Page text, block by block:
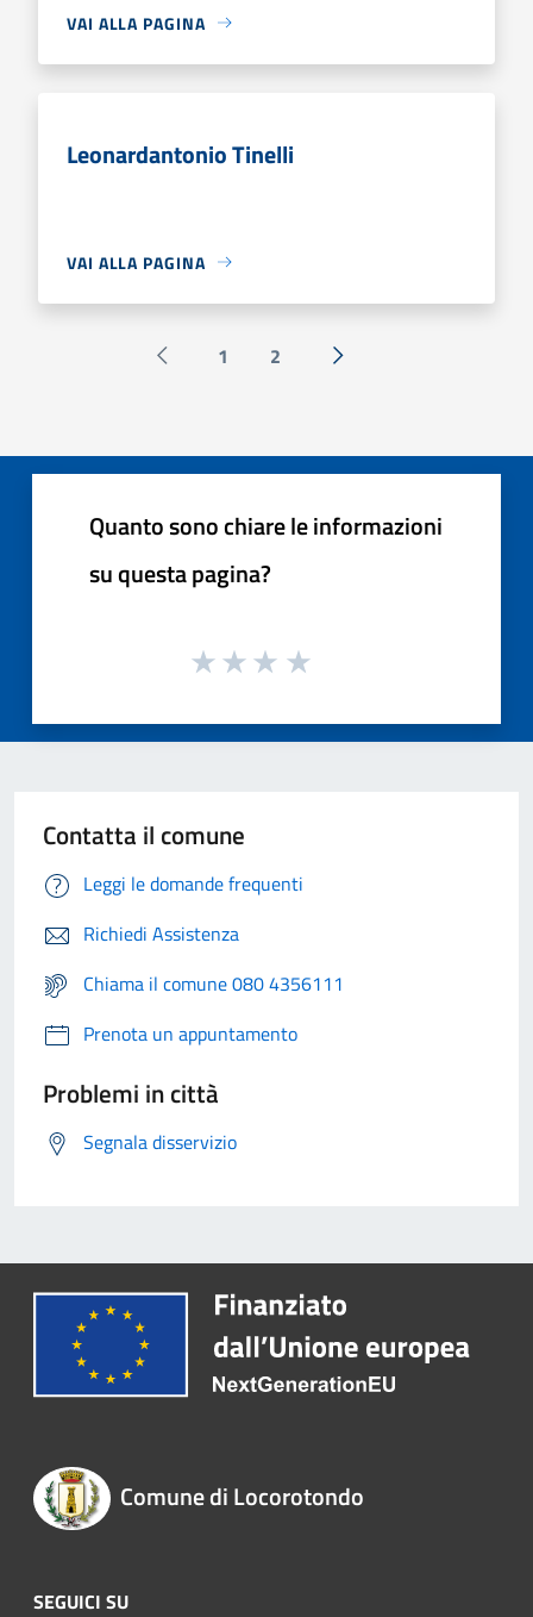
VAI ALLA PAGINA
Leonardantonio Tinelli
VAI ALLA PAGINA
Pagina precedente
1 2 Successiva »
Quanto sono chiare le informazioni
su questa pagina?
Contatta il comune
Leggi le domande frequenti
Richiedi Assistenza
Chiama il comune 080 4356111
Prenota un appuntamento
Problemi in città
Segnala disservizio
Comune di Locorotondo
SEGUICI SU